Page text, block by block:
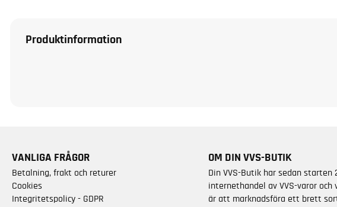
Produktinformation
VANLIGA FRÅGOR
Betalning, frakt och returer
Cookies
Integritetspolicy - GDPR
OM DIN VVS-BUTIK
Din VVS-Butik har sedan starten
internethandel av VVS-varor och
är att marknadsföra ett brett